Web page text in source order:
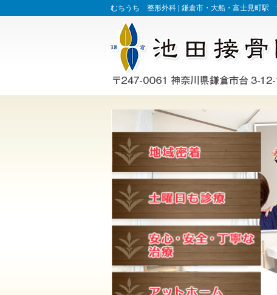
むちうち 整形外科 | 鎌倉市・大船・富士見町駅